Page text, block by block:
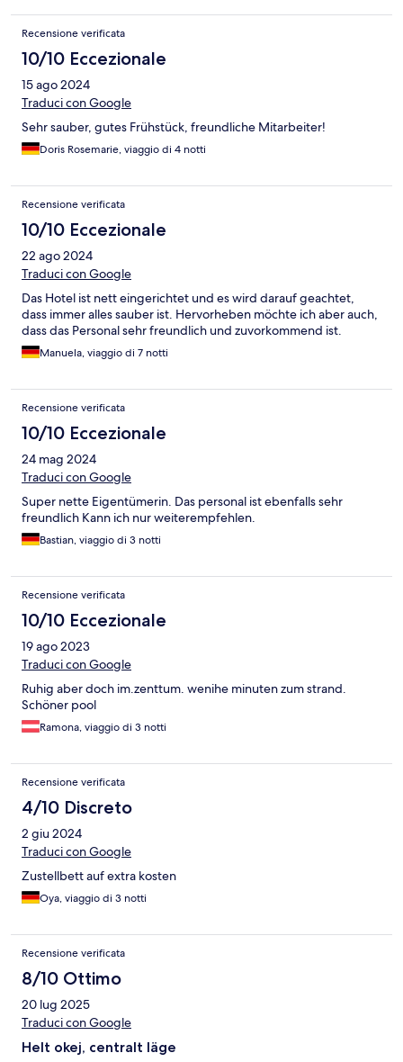
Recensione verificata
10/10 Eccezionale
15 ago 2024
Traduci con Google
Sehr sauber, gutes Frühstück, freundliche Mitarbeiter!
Doris Rosemarie, viaggio di 4 notti
Recensione verificata
10/10 Eccezionale
22 ago 2024
Traduci con Google
Das Hotel ist nett eingerichtet und es wird darauf geachtet,
dass immer alles sauber ist. Hervorheben möchte ich aber auch,
dass das Personal sehr freundlich und zuvorkommend ist.
Manuela, viaggio di 7 notti
Recensione verificata
10/10 Eccezionale
24 mag 2024
Traduci con Google
Super nette Eigentümerin. Das personal ist ebenfalls sehr
freundlich Kann ich nur weiterempfehlen.
Bastian, viaggio di 3 notti
Recensione verificata
10/10 Eccezionale
19 ago 2023
Traduci con Google
Ruhig aber doch im.zenttum. wenihe minuten zum strand.
Schöner pool
Ramona, viaggio di 3 notti
Recensione verificata
4/10 Discreto
2 giu 2024
Traduci con Google
Zustellbett auf extra kosten
Oya, viaggio di 3 notti
Recensione verificata
8/10 Ottimo
20 lug 2025
Traduci con Google
Helt okej, centralt läge